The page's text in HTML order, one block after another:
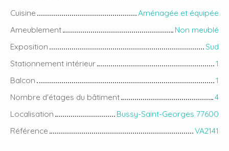
Cuisine
Aménagée et équipée
Ameublement
Non meublé
Exposition
Sud
Stationnement intérieur
1
Balcon
1
Nombre d'étages du bâtiment
4
Localisation
Bussy-Saint-Georges 77600
Référence
VA2141